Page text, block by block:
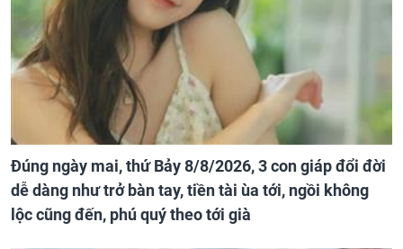
Đúng ngày mai, thứ Bảy 8/8/2026, 3 con giáp đổi đời
dễ dàng như trở bàn tay, tiền tài ùa tới, ngồi không
lộc cũng đến, phú quý theo tới già